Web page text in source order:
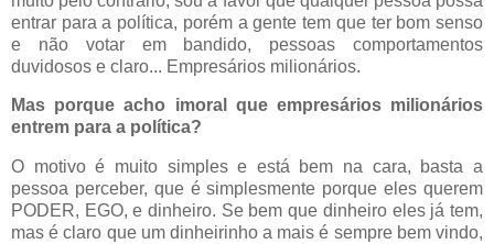
entrar para a política, porém a gente tem que ter bom senso
e não votar em bandido, pessoas comportamentos
duvidosos e claro... Empresários milionários.
Mas porque acho imoral que empresários milionários
entrem para a política?
O motivo é muito simples e está bem na cara, basta a
pessoa perceber, que é simplesmente porque eles querem
PODER, EGO, e dinheiro. Se bem que dinheiro eles já tem,
mas é claro que um dinheirinho a mais é sempre bem vindo,